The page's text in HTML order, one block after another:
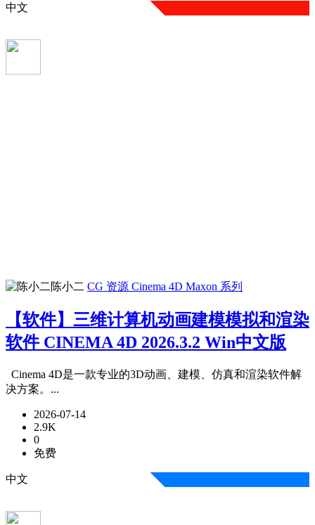
中文
陈小二 CG 资源 Cinema 4D Maxon 系列
【软件】三维计算机动画建模模拟和渲染
软件 CINEMA 4D 2026.3.2 Win中文版
Cinema 4D是一款专业的3D动画、建模、仿真和渲染软件解
决方案。...
2026-07-14
2.9K
0
免费
中文